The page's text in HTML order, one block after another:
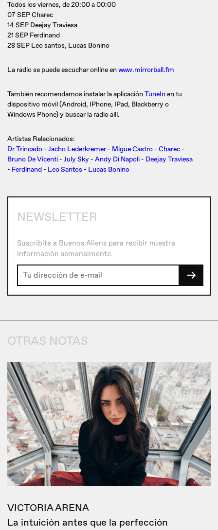
Todos los viernes, de 20:00 a 00:00
07 SEP Charec
14 SEP Deejay Traviesa
21 SEP Ferdinand
28 SEP Leo santos, Lucas Bonino
La radio se puede escuchar online enwww.mirrorball.fm
También recomendamos instalar la aplicaciónTuneInen tu
dispositivo móvil (Android, IPhone, IPad, Blackberry o
Windows Phone) y buscar la radio allí.
Artistas Relacionados:
Dr Trincado - Jacho Lederkremer - Migue Castro - Charec -
Bruno De Vicenti - July Sky - Andy Di Napoli - Deejay Traviesa
- Ferdinand - Leo Santos - Lucas Bonino
NEWSLETTER
Suscribite a Buenos Aliens para recibir nuestra
información semanalmente.
→
OTRAS NOTAS
VICTORIA ARENA
La intuición antes que la perfección